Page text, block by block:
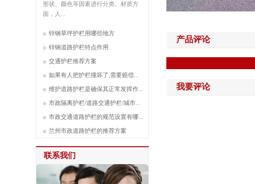
形状、颜色等因素进行分类。材质方
面，人...
锌钢草坪护栏用哪些地方
锌钢道路护栏特点作用
交通护栏推荐方案
如果有人把护栏撞坏了,需要赔偿...
维护道路护栏是确保其正常发挥作...
市政隔离护栏/道路交通护栏/城市...
市政交通道路护栏的规范设置有哪...
兰州市政道路护栏的推荐方案
联系我们
产品评论
我要评论